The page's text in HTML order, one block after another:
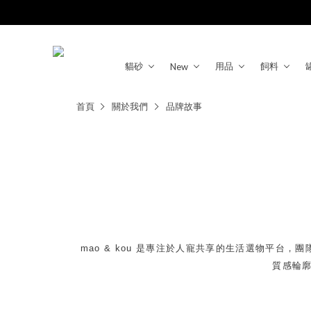
貓砂 New 用品 飼料
首頁 關於我們 品牌故事
mao & kou 是專注於人寵共享的生活選物平台，團
質感輪